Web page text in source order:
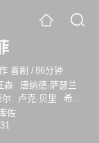
喜剧 /86分钟
森
唐纳德·萨瑟兰
尔 卢克·贝里
希拉
特
蒂芬·鲁特
佐